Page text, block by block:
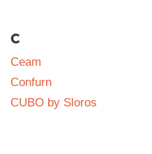
C
Ceam
Confurn
CUBO by Sloros